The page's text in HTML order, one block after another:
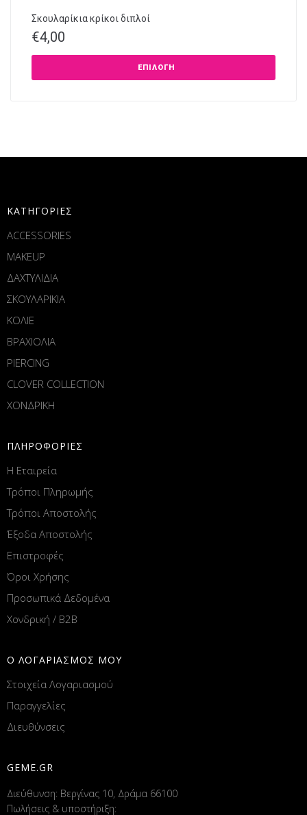
Σκουλαρίκια κρίκοι διπλοί
€4,00
ΕΠΙΛΟΓΉ
ΚΑΤΗΓΟΡΙΕΣ
ACCESSORIES
MAKEUP
ΔΑΧΤΥΛΙΔΙΑ
ΣΚΟΥΛΑΡΙΚΙΑ
ΚΟΛΙΕ
ΒΡΑΧΙΟΛΙΑ
PIERCING
CLOVER COLLECTION
ΧΟΝΔΡΙΚΗ
ΠΛΗΡΟΦΟΡΙΕΣ
Η Εταιρεία
Τρόποι Πληρωμής
Τρόποι Αποστολής
Έξοδα Αποστολής
Επιστροφές
Όροι Χρήσης
Προσωπικά Δεδομένα
Χονδρική / B2B
Ο ΛΟΓΑΡΙΑΣΜΟΣ ΜΟΥ
Στοιχεία Λογαριασμού
Παραγγελίες
Διευθύνσεις
GEME.GR
Διεύθυνση: Βεργίνας 10, Δράμα 66100
Πωλήσεις & υποστήριξη: